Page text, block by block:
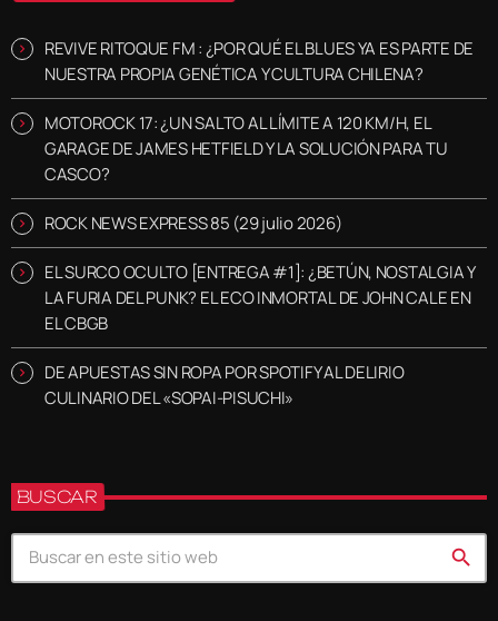
REVIVE RITOQUE FM : ¿POR QUÉ EL BLUES YA ES PARTE DE
NUESTRA PROPIA GENÉTICA Y CULTURA CHILENA?
MOTOROCK 17: ¿UN SALTO AL LÍMITE A 120 KM/H, EL
GARAGE DE JAMES HETFIELD Y LA SOLUCIÓN PARA TU
CASCO?
ROCK NEWS EXPRESS 85 (29 julio 2026)
EL SURCO OCULTO [ENTREGA #1]: ¿BETÚN, NOSTALGIA Y
LA FURIA DEL PUNK? EL ECO INMORTAL DE JOHN CALE EN
EL CBGB
DE APUESTAS SIN ROPA POR SPOTIFY AL DELIRIO
CULINARIO DEL «SOPAI-PISUCHI»
BUSCAR
search